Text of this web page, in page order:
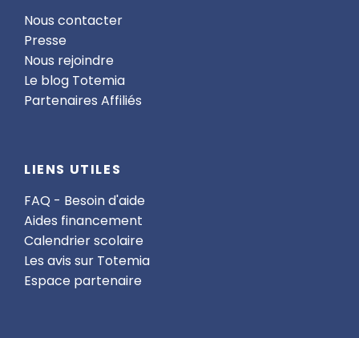
Nous contacter
Presse
Nous rejoindre
Le blog Totemia
Partenaires Affiliés
LIENS UTILES
FAQ - Besoin d'aide
Aides financement
Calendrier scolaire
Les avis sur Totemia
Espace partenaire